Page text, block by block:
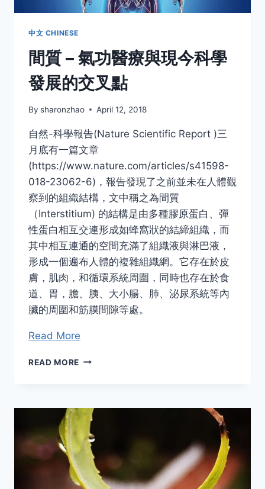
医
忠
中文 CHINESE
間質 – 氣功醫療與現今科學
發展的交叉點
By sharonzhao April 12, 2018
自然-科學報告(Nature Scientific Report )三
月底有一篇文章
(https://www.nature.com/articles/s41598-
018-23062-6)，報告發現了之前並未在人體觀
察到的組織結構，文中稱之為間質
（Interstitium) 的結構是由多種膠原蛋白、彈
性蛋白相互交連形成如蜂窩狀的結締組織，而
其中相互連通的空間充滿了組織液與淋巴液，
形成一個遍布人體的複雜組織網。它存在於皮
膚，肌肉，和循環系統周圍，同時也存在於食
道、胃，膽、胰、大小腸、肺、泌尿系統等內
臟的周圍和筋膜間隙等處。
Read More
READ MORE 間
功
醫
與
今
科